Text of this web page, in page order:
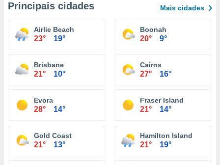
Principais cidades Mais cidades
Airlie Beach
23° 19°
Boonah
20° 9°
Brisbane
21° 10°
Cairns
27° 16°
Evora
28° 14°
Fraser Island
21° 14°
Gold Coast
21° 13°
Hamilton Island
21° 19°